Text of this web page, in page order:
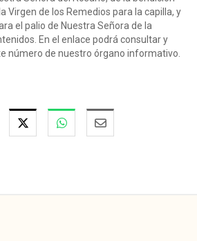
Virgen de los Remedios para la capilla, y
el palio de Nuestra Señora de la
En el enlace podrá consultar y
número de nuestro órgano informativo.